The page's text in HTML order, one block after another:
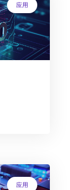
应用
应用